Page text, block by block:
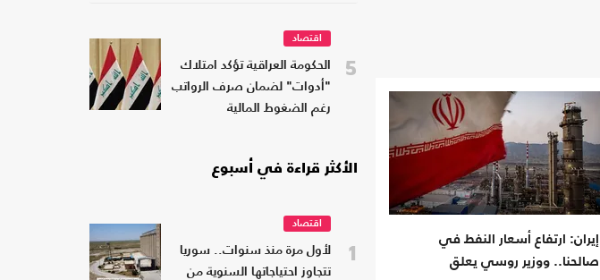
إيران: ارتفاع أسعار النفط في
صالحنا.. ووزير روسي يعلق
5
اقتصاد
الحكومة العراقية تؤكد امتلاك
"أدوات" لضمان صرف الرواتب
رغم الضغوط المالية
الأكثر قراءة في أسبوع
1
اقتصاد
لأول مرة منذ سنوات.. سوريا
تتجاوز احتياجاتها السنوية من